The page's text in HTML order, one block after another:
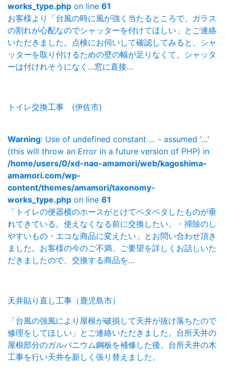
works_type.php on line 61
お客様より「台風の時に風が強く当たるところで、ガラス
の割れが心配なのでシャッターを付けてほしい」とご連絡
いただきました。点検にお伺いして確認してみると、シャ
ッターを取り付けるための壁の幅が足りなくて、シャッタ
ーは付けれそうになく…窓に直接…
トイレ交換工事 (伊佐市)
Warning: Use of undefined constant … - assumed '…'
(this will throw an Error in a future version of PHP) in
/home/users/0/xd-nao-amamori/web/kagoshima-
amamori.com/wp-
content/themes/amamori/taxonomy-
works_type.php on line 61
「トイレの便器横のホースがとけてベタベタしたものが垂
れてきている。使えなくなる前に交換したい。・掃除のし
やすいもの・エコな商品に変えたい」とお問い合わせ頂き
ました。お客様の今のご不満、ご要望を詳しくお話しいた
だきましたので、交換する商品を…
天井貼り直し工事（鹿児島市）
「台風の強風により屋根が破損して天井が抜け落ちたので
修理をしてほしい」とご連絡いただきました。台所天井の
屋根部分のガルバニウム鋼板を補修した後、台所天井の木
工事を行い天井を新しく張り替えました。